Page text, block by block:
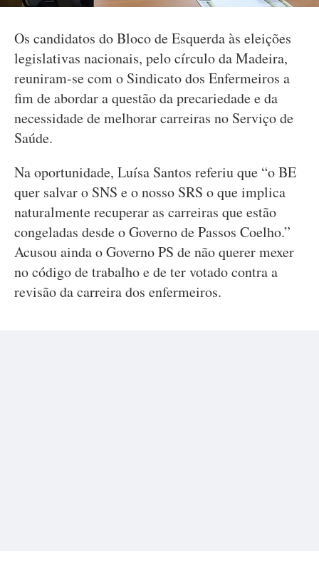
Os candidatos do Bloco de Esquerda às eleições
legislativas nacionais, pelo círculo da Madeira,
reuniram-se com o Sindicato dos Enfermeiros a
fim de abordar a questão da precariedade e da
necessidade de melhorar carreiras no Serviço de
Saúde.
Na oportunidade, Luísa Santos referiu que “o BE
quer salvar o SNS e o nosso SRS o que implica
naturalmente recuperar as carreiras que estão
congeladas desde o Governo de Passos Coelho.”
Acusou ainda o Governo PS de não querer mexer
no código de trabalho e de ter votado contra a
revisão da carreira dos enfermeiros.